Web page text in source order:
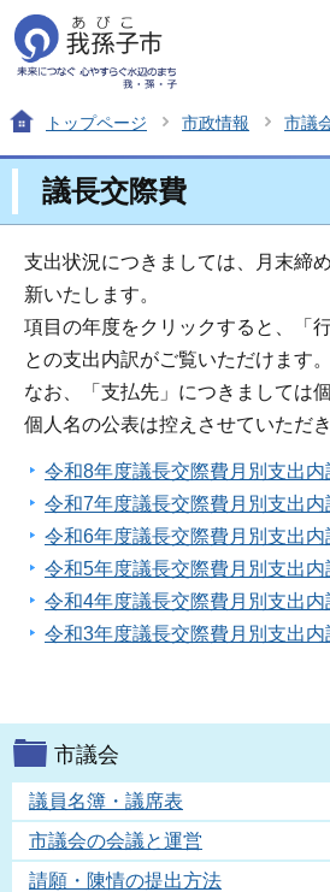
トップページ 市政情報 市議
議長交際費
支出状況につきましては、月末締
新いたします。
項目の年度をクリックすると、「
との支出内訳がご覧いただけます。
なお、「支払先」につきましては
個人名の公表は控えさせていただき
令和8年度議長交際費月別支出内
令和7年度議長交際費月別支出内
令和6年度議長交際費月別支出内
令和5年度議長交際費月別支出内
令和4年度議長交際費月別支出内
令和3年度議長交際費月別支出内
市議会
議員名簿・議席表
市議会の会議と運営
請願・陳情の提出方法